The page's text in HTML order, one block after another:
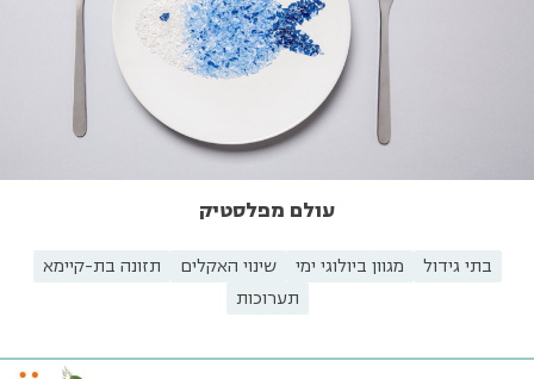
עולם מפלסטיק
בתי גידול מגוון ביולוגי ימי שינוי האקלים
תזונה בת-קיימא
תערוכות